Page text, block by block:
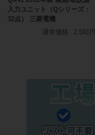
入力ユニット（Qシリーズ：
32点） 三菱電機
通常価格
2,591円